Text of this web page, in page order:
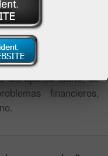
internacional de
aerostato con el
de despegar
del ajetreo diario, de
financieros,